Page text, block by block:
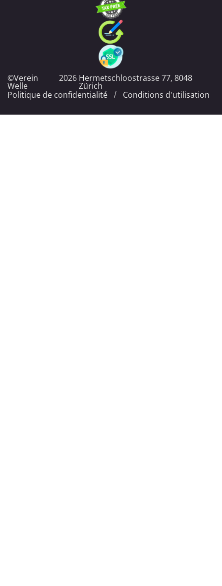
©Verein
Welle
2026 Hermetschloostrasse 77, 8048
Zürich
Politique de confidentialité
Conditions d'utilisation